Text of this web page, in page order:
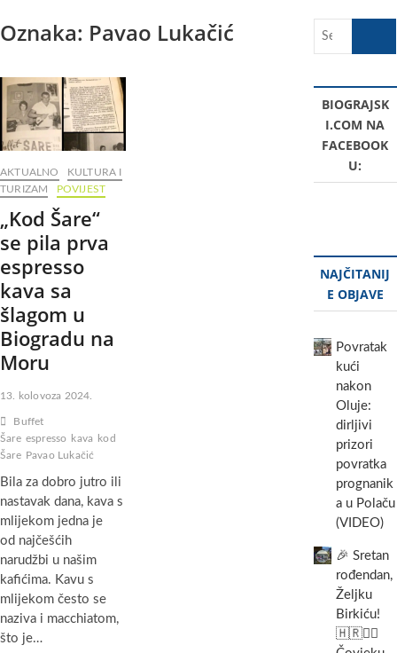
Oznaka: Pavao Lukačić
AKTUALNO
KULTURA I
TURIZAM
POVIJEST
„Kod Šare“
se pila prva
espresso
kava sa
šlagom u
Biogradu na
Moru
13. kolovoza 2024.
Buffet
Šare espresso kava
kod
Šare Pavao Lukačić
Bila za dobro jutro ili
nastavak dana, kava s
mlijekom jedna je
od najčešćih
narudžbi u našim
kafićima. Kavu s
mlijekom često se
naziva i macchiatom,
što je…
BIOGRAJSK
I.COM NA
FACEBOOK
U:
NAJČITANIJ
E OBJAVE
Povratak
kući
nakon
Oluje:
dirljivi
prizori
povratka
prognanik
a u Polaču
(VIDEO)
🎉 Sretan
rođendan,
Željku
Birkiću!
🇭🇷🏃‍♂️